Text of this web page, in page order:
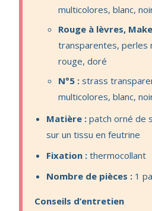
multicolores, blanc,
Rouge à lèvres,
transparentes, perles
rouge, doré
N°5 : strass
multicolores, blanc,
Matière : patch orné de
sur un tissu en feutrine
Fixation : thermocollant
Nombre de pièces : 1
Conseils d’entretien